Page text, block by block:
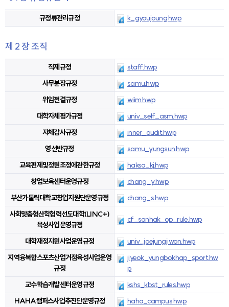
규정류관리규정 k_gyoujoung.hwp
제 2 장 조직
직제규정
staff.hwp
사무분장규정
samu.hwp
위임전결규정
wiim.hwp
대학자체평가규정
univ_self_asm.hwp
자체감사규정
inner_audit.hwp
영선반규정
samu_yungsun.hwp
교육편제및정원조정에관한규정
haksa_kj.hwp
창업보육센터운영규정
chang_y.hwp
부산가톨릭대학교창업지원단운영규정
chang_s.hwp
사회맞춤형산학협력선도대학(LINC+)
육성사업운영규정
cf_sanhak_op_rule.hwp
대학재정지원사업운영규정
univ_jaejungjiwon.hwp
지역융복합스포츠산업거점육성사업운영
규정
jiyeok_yungbokhap_sport.hw
p
교수학습개발센터운영규정
kshs_kbst_rules.hwp
HAHA캠퍼스사업추진단운영규정
haha_campus.hwp